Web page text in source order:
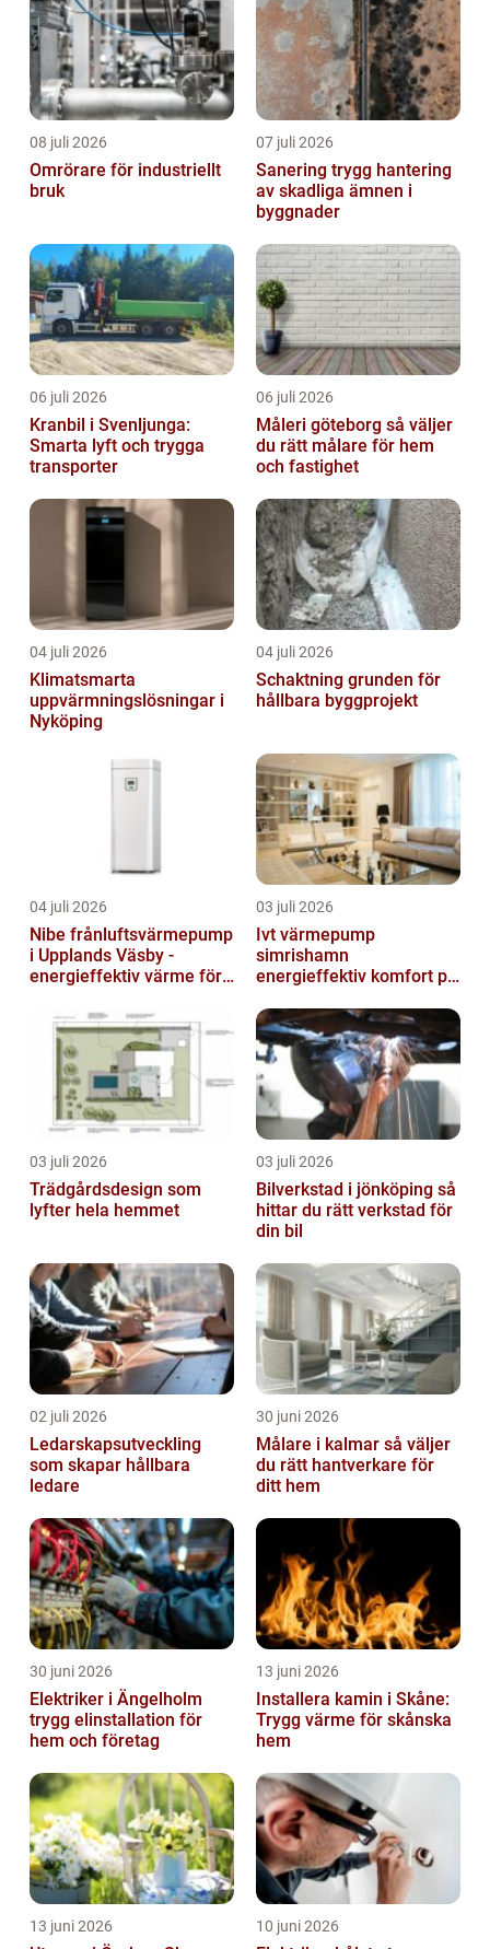
08 juli 2026
Omrörare för industriellt
bruk
07 juli 2026
Sanering trygg hantering
av skadliga ämnen i
byggnader
06 juli 2026
Kranbil i Svenljunga:
Smarta lyft och trygga
transporter
06 juli 2026
Måleri göteborg så väljer
du rätt målare för hem
och fastighet
04 juli 2026
Klimatsmarta
uppvärmningslösningar i
Nyköping
04 juli 2026
Schaktning grunden för
hållbara byggprojekt
04 juli 2026
Nibe frånluftsvärmepump
i Upplands Väsby -
energieffektiv värme för
03 juli 2026
Ivt värmepump
simrishamn
energieffektiv komfort på
03 juli 2026
Trädgårdsdesign som
lyfter hela hemmet
03 juli 2026
Bilverkstad i jönköping så
hittar du rätt verkstad för
din bil
02 juli 2026
Ledarskapsutveckling
som skapar hållbara
ledare
30 juni 2026
Målare i kalmar så väljer
du rätt hantverkare för
ditt hem
30 juni 2026
Elektriker i Ängelholm
trygg elinstallation för
hem och företag
13 juni 2026
Installera kamin i Skåne:
Trygg värme för skånska
hem
13 juni 2026 10 juni 2026